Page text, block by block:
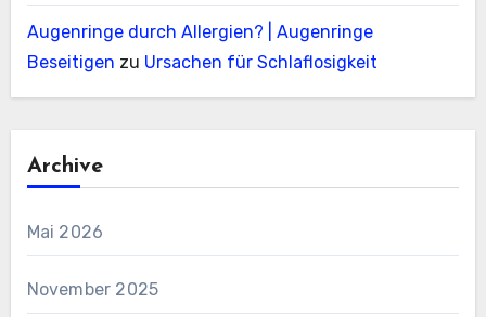
Augenringe durch Allergien? | Augenringe
Beseitigen zu Ursachen für Schlaflosigkeit
Archive
Mai 2026
November 2025